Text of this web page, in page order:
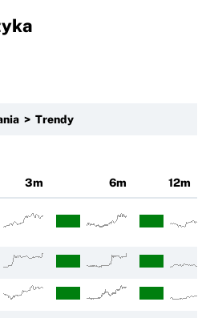
> Trendy
3m 6m 12m